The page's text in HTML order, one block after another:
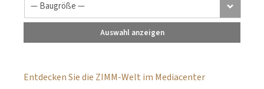
Auswahl anzeigen
Entdecken Sie die ZIMM-Welt im Mediacenter